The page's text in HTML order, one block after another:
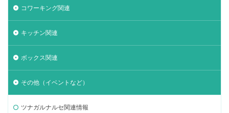
コワーキング関連
キッチン関連
ボックス関連
その他（イベントなど）
ツナガルナルセ関連情報